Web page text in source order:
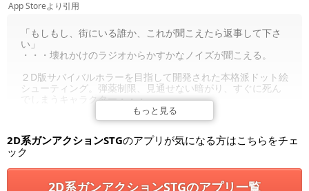
App Storeより引用
もっと見る
「もしもし、街にいる誰か、これが聞こえたら返事して下さ
い」
・・・壊れかけのラジオからかすかなノイズが聞こえる。
２D版サバイバルホラーを目指して開発された本格派ドット絵
シューティング。弾薬制限、見通せない暗がり、すぐに死ん
でしまうキャラクター・・・
舞台は廃墟となってしまった大都市。ヘリから投下されたア
ンドロイドを操作して、群れるゾンビたちを一掃せよ。ゾン
ビを倒し続けるうちにこの街に何が起こったのか、徐々に明
らかになっていく。
■ 閉鎖された廃墟に湧くゾンビ達をひたすら倒せ
2D系ガンアクションSTGのアプリが気になる方はこちらをチェ
ック
2D系ガンアクションSTGのアプリ一覧